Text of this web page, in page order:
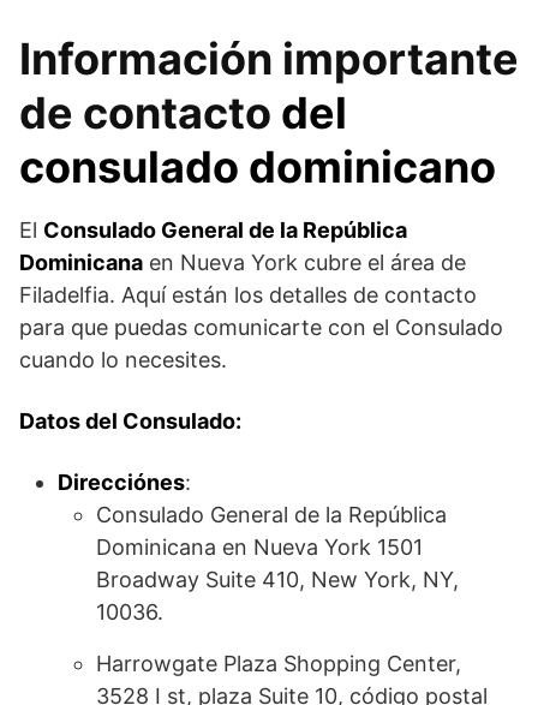
Información importante
de contacto del
consulado dominicano
El Consulado General de la República
Dominicana en Nueva York cubre el área de
Filadelfia. Aquí están los detalles de contacto
para que puedas comunicarte con el Consulado
cuando lo necesites.
Datos del Consulado:
Direcciónes:
Consulado General de la República
Dominicana en Nueva York 1501
Broadway Suite 410, New York, NY,
10036.
Harrowgate Plaza Shopping Center,
3528 I st, plaza Suite 10, código postal